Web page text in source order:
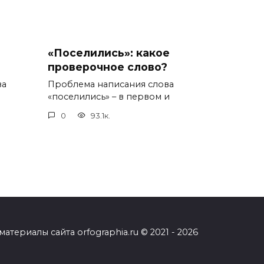
«Поселились»: какое
проверочное слово?
Проблема написания слова
«поселились» – в первом и
0 93.1к.
сайта orfographia.ru © 2021 - 2026